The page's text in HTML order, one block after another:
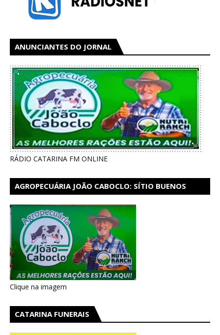
ANUNCIANTES DO JORNAL
RÁDIO CATARINA FM ONLINE
AGROPECUÁRIA JOÃO CABOCLO: SÍTIO BUENOS
Clique na imagem
CATARINA FUNERAIS